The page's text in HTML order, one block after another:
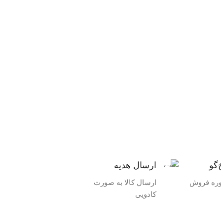
فروش
ارسال هدیه
ارسال کالا به صورت
کادویی